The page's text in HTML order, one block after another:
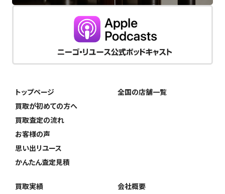
トップページ
買取が初めての方へ
買取査定の流れ
お客様の声
思い出リユース
かんたん査定見積
全国の店舗一覧
買取実績 会社概要